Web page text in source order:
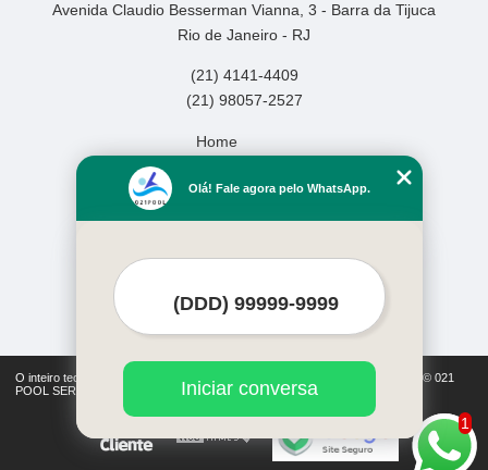
Avenida Claudio Besserman Vianna, 3 - Barra da Tijuca
Rio de Janeiro - RJ
(21) 4141-4409
(21) 98057-2527
Home
Missão
Serviços
Mais Serviços
O inteiro teor deste site está sujeito à proteção de direitos autorais. Copyright© 021
POOL SERVICOS DE PISCINAS LTDA (Lei 9610 de 19/02/1998)
1
Olá! Fale agora pelo WhatsApp.
Iniciar conversa